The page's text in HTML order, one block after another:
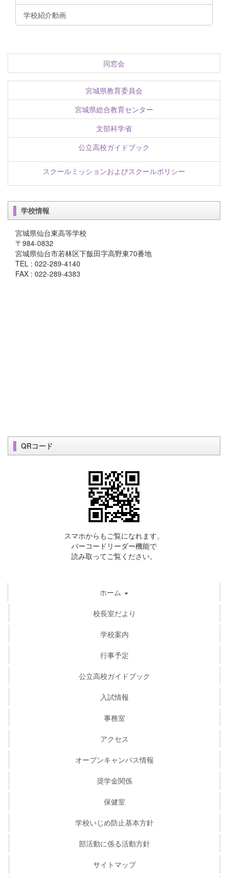
学校紹介動画
同窓会
宮城県教育委員会
宮城県総合教育センター
文部科学省
公立高校ガイドブック
スクールミッションおよびスクールポリシー
学校情報
宮城県仙台東高等学校
〒984-0832
宮城県仙台市若林区下飯田字高野東70番地
TEL : 022-289-4140
FAX : 022-289-4383
QRコード
スマホからもご覧になれます。
バーコードリーダー機能で
読み取ってご覧ください。
ホーム
校長室だより
学校案内
行事予定
公立高校ガイドブック
入試情報
事務室
アクセス
オープンキャンパス情報
奨学金関係
保健室
学校いじめ防止基本方針
部活動に係る活動方針
サイトマップ